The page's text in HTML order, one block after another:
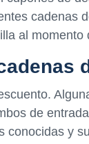
cadenas
al momento
de
conocidas y